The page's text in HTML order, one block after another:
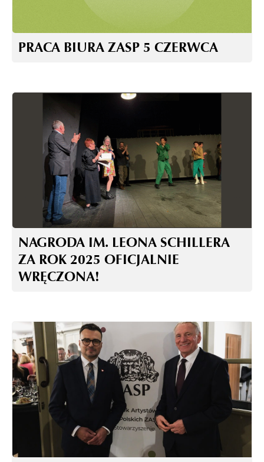
PRACA BIURA ZASP 5 CZERWCA
NAGRODA IM. LEONA SCHILLERA
ZA ROK 2025 OFICJALNIE
WRĘCZONA!